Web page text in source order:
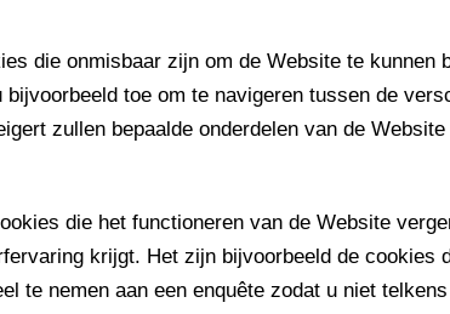
die onmisbaar zijn om de Website te kunnen
toe om te navigeren tussen de
zullen bepaalde onderdelen van de
die het functioneren van de Website
krijgt. Het zijn bijvoorbeeld de
te nemen aan een enquête zodat u niet